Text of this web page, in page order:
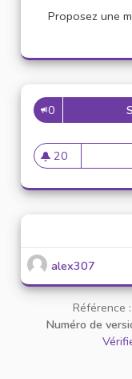
Proposez une
0
20
20 abonnés
alex307
Numéro de